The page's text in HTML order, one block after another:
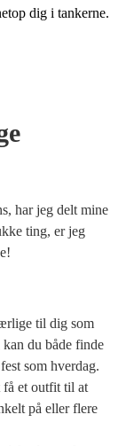
dig i tankerne.
har jeg delt mine
ting, er jeg
til dig som
du både finde
som hverdag.
et outfit til at
på eller flere